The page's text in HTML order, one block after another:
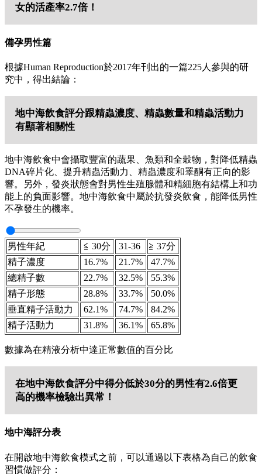
女的活產率2.7倍！
備孕男性篇
根據Human Reproduction於2017年刊出的一篇225人參與的研
究中，得出結論：
地中海飲食評分跟精蟲濃度、精蟲數量和精蟲活動力
有顯著相關性
地中海飲食中會攝取豐富的蔬果、魚類和全穀物，對降低精蟲
DNA碎片化、提升精蟲活動力、精蟲濃度和睪酮有正向的影
響。另外，發炎狀態會對男性生殖腺體和精細胞有結構上和功
能上的負面影響。地中海飲食中屬於抗發炎飲食，能降低男性
不孕發生的機率。
男性年紀 ≦ 30分 31-36
≧ 37分
精子濃度
16.7% 21.7%
47.7%
總精子數
22.7% 32.5%
55.3%
精子形態
28.8% 33.7%
50.0%
垂直精子活動力
62.1% 74.7%
84.2%
精子活動力
31.8% 36.1% 65.8%
數據為在精液分析中達正常數值的百分比
在地中海飲食評分中得分低於30分的男性有2.6倍更
高的機率檢驗出異常！
地中海評分表
在開啟地中海飲食模式之前，可以通過以下表格為自己的飲食
習慣做評分：